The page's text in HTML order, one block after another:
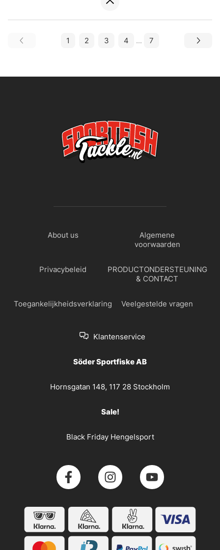
1 2 3 4 ... 7
About us
Algemene
voorwaarden
Privacybeleid
PRODUCTONDERSTEUNING
& CONTACT
Toegankelijkheidsverklaring Veelgestelde vragen
Klantenservice
Söder Sportfiske AB
Hornsgatan 148, 117 28 Stockholm
Sale!
Black Friday Hengelsport